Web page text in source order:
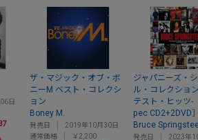
日
ザ・マジック・オブ・ボ
ニーM ベスト・コレクシ
ョン
Boney M.
発売日
2019年10月30日
通常価格
￥2,200
ジャパニーズ・
ル・コレクショ
テスト・ヒッツ-
pec CD2+2DVD
Bruce
発売日
2023年